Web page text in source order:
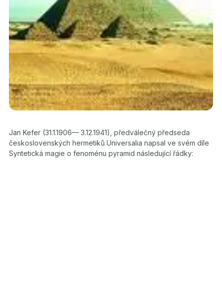
Jan Kefer (31.1.1906— 3.12.1941), předválečný předseda
československých hermetiků Universalia napsal ve svém díle
Syntetická magie o fenoménu pyramid následující řádky: